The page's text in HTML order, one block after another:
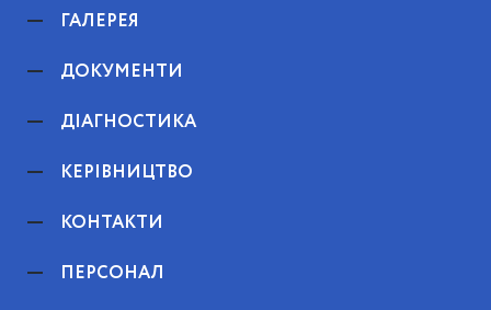
ГАЛЕРЕЯ
ДОКУМЕНТИ
ДІАГНОСТИКА
КЕРІВНИЦТВО
КОНТАКТИ
ПЕРСОНАЛ